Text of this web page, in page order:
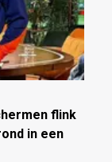
flink
in een